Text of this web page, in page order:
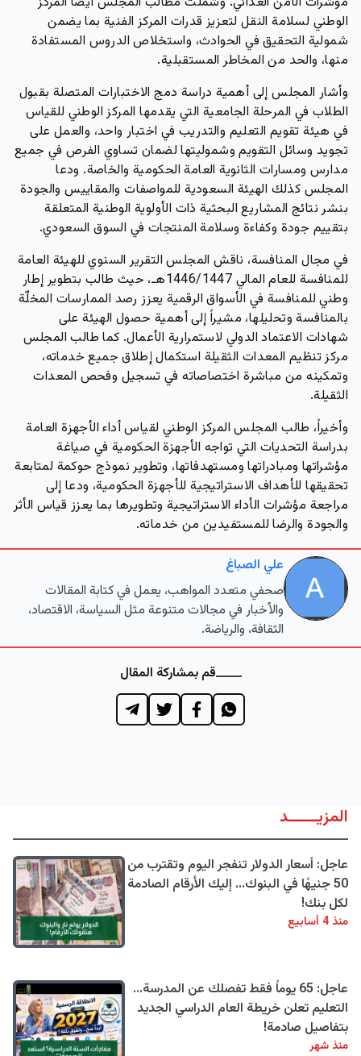
الوطني لسلامة النقل لتعزيز قدرات المركز الفنية بما يضمن
شمولية التحقيق في الحوادث، واستخلاص الدروس المستفادة
منها، والحد من المخاطر المستقبلية.
وأشار المجلس إلى أهمية دراسة دمج الاختبارات المتصلة بقبول
الطلاب في المرحلة الجامعية التي يقدمها المركز الوطني للقياس
في هيئة تقويم التعليم والتدريب في اختبار واحد، والعمل على
تجويد وسائل التقويم وشموليتها لضمان تساوي الفرص في جميع
مدارس ومسارات الثانوية العامة الحكومية والخاصة. ودعا
المجلس كذلك الهيئة السعودية للمواصفات والمقاييس والجودة
بنشر نتائج المشاريع البحثية ذات الأولوية الوطنية المتعلقة
بتقييم جودة وكفاءة وسلامة المنتجات في السوق السعودي.
في مجال المنافسة، ناقش المجلس التقرير السنوي للهيئة العامة
للمنافسة للعام المالي 1446/1447هـ، حيث طالب بتطوير إطار
وطني للمنافسة في الأسواق الرقمية يعزز رصد الممارسات المخلّة
بالمنافسة وتحليلها، مشيراً إلى أهمية حصول الهيئة على
شهادات الاعتماد الدولي لاستمرارية الأعمال. كما طالب المجلس
مركز تنظيم المعدات الثقيلة استكمال إطلاق جميع خدماته،
وتمكينه من مباشرة اختصاصاته في تسجيل وفحص المعدات
الثقيلة.
وأخيراً، طالب المجلس المركز الوطني لقياس أداء الأجهزة العامة
بدراسة التحديات التي تواجه الأجهزة الحكومية في صياغة
مؤشراتها ومبادراتها ومستهدفاتها، وتطوير نموذج حوكمة لمتابعة
تحقيقها للأهداف الاستراتيجية للأجهزة الحكومية، ودعا إلى
مراجعة مؤشرات الأداء الاستراتيجية وتطويرها بما يعزز قياس الأثر
والجودة والرضا للمستفيدين من خدماته.
علي الصباغ
صحفي متعدد المواهب، يعمل في كتابة المقالات
والأخبار في مجالات متنوعة مثل السياسة، الاقتصاد،
الثقافة، والرياضة.
قم بمشاركة المقال
المزيــــــد
عاجل: أسعار الدولار تنفجر اليوم وتقترب من
50 جنيهًا في البنوك... إليك الأرقام الصادمة
لكل بنك!
منذ 4 أسابيع
عاجل: 65 يوماً فقط تفصلك عن المدرسة...
التعليم تعلن خريطة العام الدراسي الجديد
بتفاصيل صادمة!
منذ شهر